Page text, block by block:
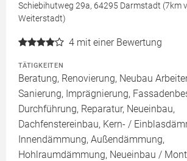
Schiebihutweg 29a, 64295 Darmstadt (7km
Weiterstadt)
4 mit einer Bewertung
TÄTIGKEITEN
Beratung, Renovierung, Neubau
Sanierung, Imprägnierung,
Durchführung, Reparatur, Neueinbau,
Dachfenstereinbau, Kern- /
Innendämmung, Außendämmung,
Hohlraumdämmung, Neueinbau /